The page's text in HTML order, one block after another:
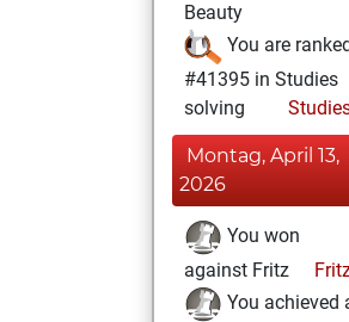
Beauty
You are ranked
#41395 in Studies
solving
Montag, April 13,
2026
You won
against Fritz
You achieved